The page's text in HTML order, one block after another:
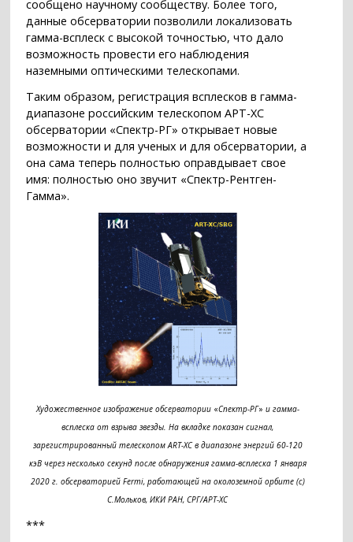
сообщено научному сообществу. Более того,
данные обсерватории позволили локализовать
гамма-всплеск с высокой точностью, что дало
возможность провести его наблюдения
наземными оптическими телескопами.
Таким образом, регистрация всплесков в гамма-
диапазоне российским телескопом АРТ-ХС
обсерватории «Спектр-РГ» открывает новые
возможности и для ученых и для обсерватории, а
она сама теперь полностью оправдывает свое
имя: полностью оно звучит «Спектр-Рентген-
Гамма».
Художественное изображение обсерватории «Спектр-РГ» и гамма-
всплеска от взрыва звезды. На вкладке показан сигнал,
зарегистрированный телескопом ART-XC в диапазоне энергий 60-120
кэВ через несколько секунд после обнаружения гамма-всплеска 1 января
2020 г. обсерваторией Fermi, работающей на околоземной орбите (с)
С.Мольков, ИКИ РАН, СРГ/АРТ-ХС
***